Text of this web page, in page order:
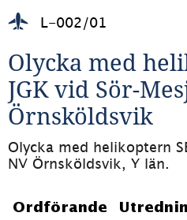
L-002/01
Olycka med
JGK vid Sör-
Örnsköldsvik
Olycka med helikoptern
NV Örnsköldsvik, Y län.
Ordförande